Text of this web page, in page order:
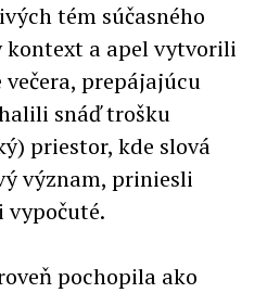
tém súčasného
kontext a apel vytvorili
prepájajúcu
snáď trošku
priestor, kde slová
význam, priniesli
vypočuté.
pochopila ako